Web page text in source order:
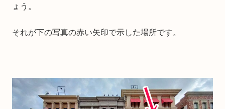
ょう。
それが下の写真の赤い矢印で示した場所です。